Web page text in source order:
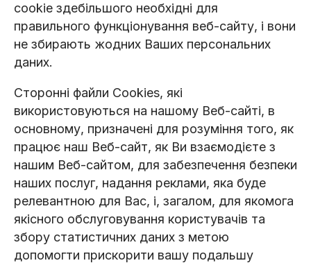
cookie здебільшого необхідні для
правильного функціонування веб-сайту, і вони
не збирають жодних Ваших персональних
даних.
Сторонні файли Cookies, які
використовуються на нашому Веб-сайті, в
основному, призначені для розуміння того, як
працює наш Веб-сайт, як Ви взаємодієте з
нашим Веб-сайтом, для забезпечення безпеки
наших послуг, надання реклами, яка буде
релевантною для Вас, і, загалом, для якомога
якісного обслуговування користувачів та
збору статистичних даних з метою
допомогти прискорити вашу подальшу